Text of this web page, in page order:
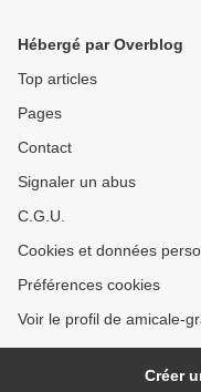
Hébergé par Overblog
Top articles
Pages
Contact
Signaler un abus
C.G.U.
Cookies et données
Préférences cookies
Voir le profil de amicale-
Créer